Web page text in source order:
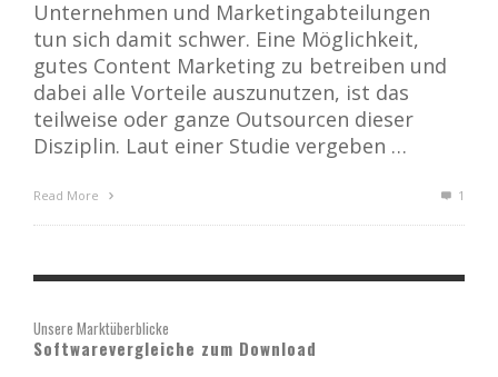
Unternehmen und Marketingabteilungen
tun sich damit schwer. Eine Möglichkeit,
gutes Content Marketing zu betreiben und
dabei alle Vorteile auszunutzen, ist das
teilweise oder ganze Outsourcen dieser
Disziplin. Laut einer Studie vergeben …
Read More 1
Unsere Marktüberblicke
Softwarevergleiche zum Download